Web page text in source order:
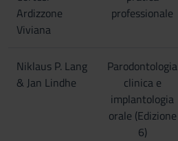
Ardizzone
Viviana
professionale
Niklaus P. Lang
& Jan Lindhe
Parodontologia
clinica e
implantologia
orale (Edizione
6)